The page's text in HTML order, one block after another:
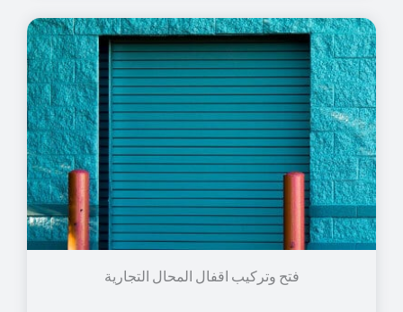
فتح وتركيب اقفال المحال التجارية